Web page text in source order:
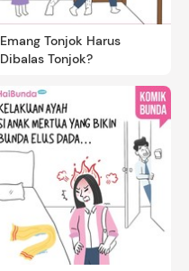
Emang Tonjok Harus
Dibalas Tonjok?